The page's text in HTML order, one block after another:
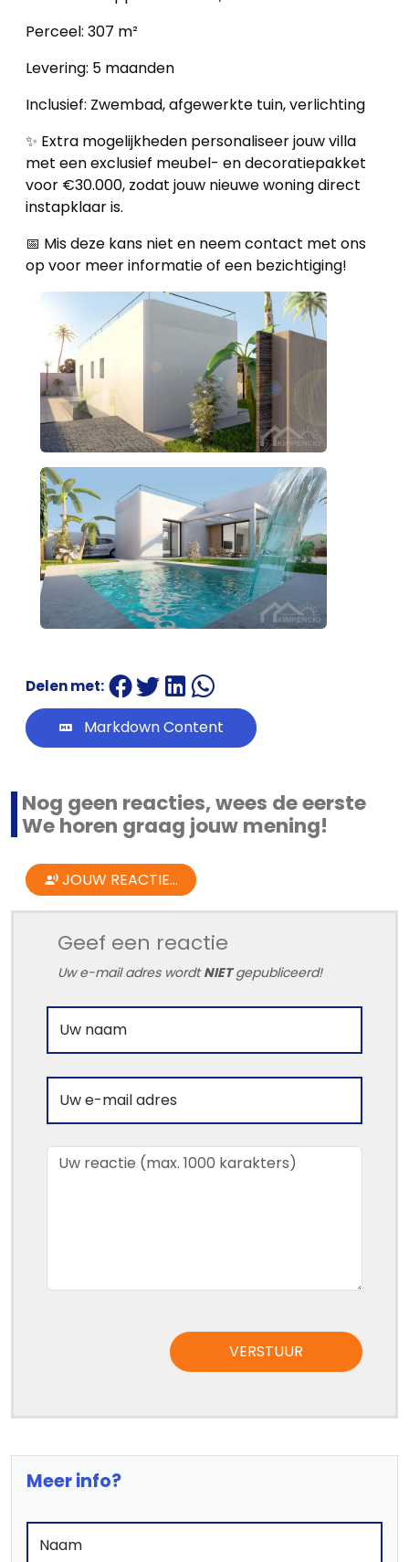
Lopende
Alle
Panden
Over
ons
Ons
kantoor
Onze
werkwijze
Contacteer
Blog
Cookies
Perceel: 307 m²
Levering: 5 maanden
Inclusief: Zwembad, afgewerkte tuin, verlichting
✨ Extra mogelijkheden personaliseer jouw villa
met een exclusief meubel- en decoratiepakket
voor €30.000, zodat jouw nieuwe woning direct
instapklaar is.
📅 Mis deze kans niet en neem contact met ons
op voor meer informatie of een bezichtiging!
Delen met:
Markdown Content
Nog geen reacties, wees de eerste
We horen graag jouw mening!
JOUW REACTIE...
Geef een reactie
Uw e-mail adres wordtNIETgepubliceerd!
VERSTUUR
Meer info?